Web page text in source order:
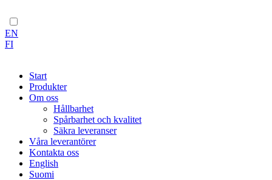
EN
FI
Start
Produkter
Om oss
Hållbarhet
Spårbarhet och kvalitet
Säkra leveranser
Våra leverantörer
Kontakta oss
English
Suomi